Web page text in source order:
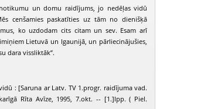
25)
PIEEJAMS
PUBLISKAJĀS
BIBLIOTĒKĀS
Nedēļas vidū (1998-04-01)
un domu raidījums, jo nedēļas vidū
cenšamies paskatīties uz tām no dienišķā
ko uzdodam cits citam un sev. Esam arī
Lietuvā un Igaunijā, un pārliecinājušies,
dara vissliktāk”.
: [Saruna ar Latv. TV 1.progr. raidījuma vad.
Rīta Avīze, 1995, 7.okt. -- [1.]lpp. ( Piel.